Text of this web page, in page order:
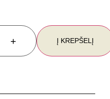
+ Į KREPŠELĮ